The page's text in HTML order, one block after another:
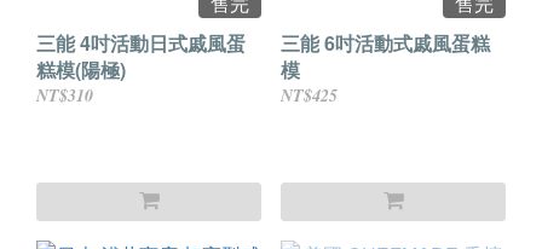
三能 4吋活動日式戚風蛋
糕模(陽極)
NT$310
三能 6吋活動式戚風蛋糕
模
NT$425